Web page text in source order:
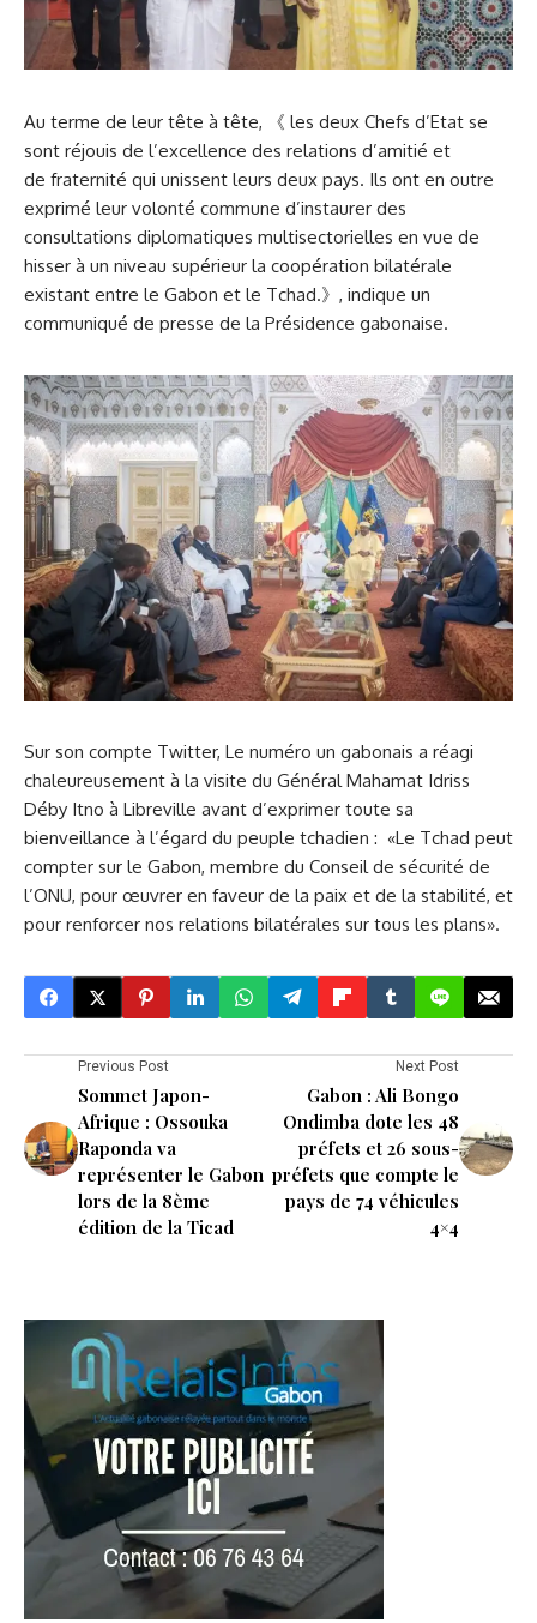
Au terme de leur tête à tête, 《 les deux Chefs d’Etat se
sont réjouis de l’excellence des relations d’amitié et
de fraternité qui unissent leurs deux pays. Ils ont en outre
exprimé leur volonté commune d’instaurer des
consultations diplomatiques multisectorielles en vue de
hisser à un niveau supérieur la coopération bilatérale
existant entre le Gabon et le Tchad.》, indique un
communiqué de presse de la Présidence gabonaise.
Sur son compte Twitter, Le numéro un gabonais a réagi
chaleureusement à la visite du Général Mahamat Idriss
Déby Itno à Libreville avant d’exprimer toute sa
bienveillance à l’égard du peuple tchadien : «Le Tchad peut
compter sur le Gabon, membre du Conseil de sécurité de
l’ONU, pour œuvrer en faveur de la paix et de la stabilité, et
pour renforcer nos relations bilatérales sur tous les plans».
Previous Post
Sommet Japon-
Afrique : Ossouka
Raponda va
représenter le Gabon
lors de la 8ème
édition de la Ticad
Next Post
Gabon : Ali Bongo
Ondimba dote les 48
préfets et 26 sous-
préfets que compte le
pays de 74 véhicules
4×4